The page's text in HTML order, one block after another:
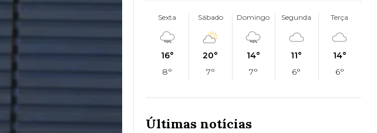
Sexta
16°
8°
Sábado
20°
7°
Domingo
14°
7°
Segunda
11°
6°
Terça
14°
6°
Últimas notícias